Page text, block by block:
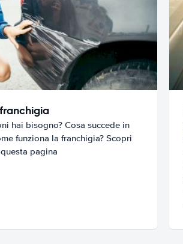
hai bisogno? Cosa succede in
funziona la franchigia? Scopri
pagina